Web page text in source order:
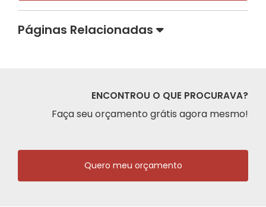
Páginas Relacionadas
ENCONTROU O QUE PROCURAVA?
Faça seu orçamento grátis agora mesmo!
Quero meu orçamento